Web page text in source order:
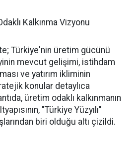
Kalkınma Vizyonu
Türkiye'nin üretim gücünü
mevcut gelişimi, istihdam
ve yatırım ikliminin
konular detaylıca
üretim odaklı kalkınmanın
"Türkiye Yüzyılı"
biri olduğu altı çizildi.